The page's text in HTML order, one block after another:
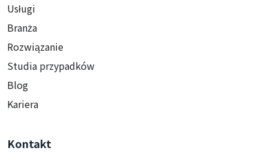
Usługi
Branża
Rozwiązanie
Studia przypadków
Blog
Kariera
Kontakt